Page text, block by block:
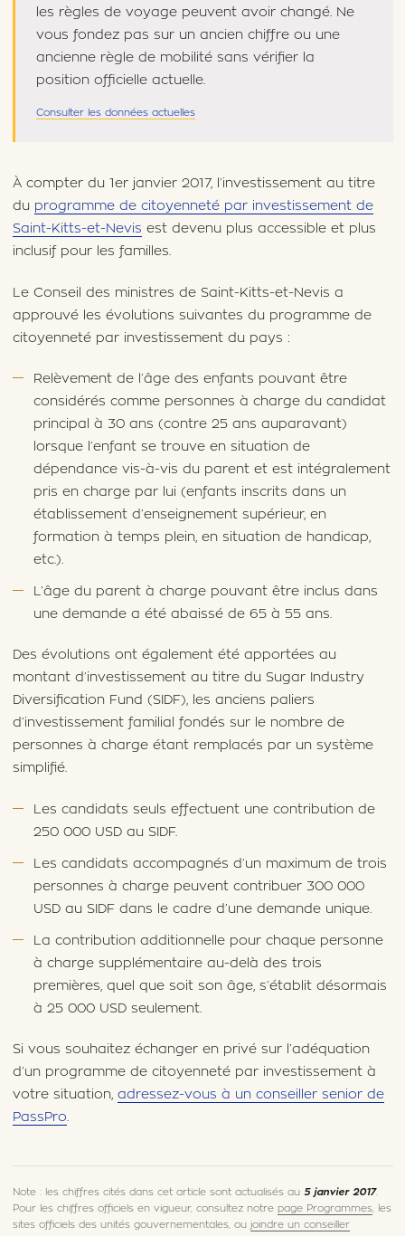
les règles de voyage peuvent avoir changé. Ne
vous fondez pas sur un ancien chiffre ou une
ancienne règle de mobilité sans vérifier la
position officielle actuelle.
Consulter les données actuelles
À compter du 1er janvier 2017, l’investissement au titre
du programme de citoyenneté par investissement de
Saint-Kitts-et-Nevis est devenu plus accessible et plus
inclusif pour les familles.
Le Conseil des ministres de Saint-Kitts-et-Nevis a
approuvé les évolutions suivantes du programme de
citoyenneté par investissement du pays :
Relèvement de l’âge des enfants pouvant être
considérés comme personnes à charge du candidat
principal à 30 ans (contre 25 ans auparavant)
lorsque l’enfant se trouve en situation de
dépendance vis-à-vis du parent et est intégralement
pris en charge par lui (enfants inscrits dans un
établissement d’enseignement supérieur, en
formation à temps plein, en situation de handicap,
etc.).
L’âge du parent à charge pouvant être inclus dans
une demande a été abaissé de 65 à 55 ans.
Des évolutions ont également été apportées au
montant d’investissement au titre du Sugar Industry
Diversification Fund (SIDF), les anciens paliers
d’investissement familial fondés sur le nombre de
personnes à charge étant remplacés par un système
simplifié.
Les candidats seuls effectuent une contribution de
250 000 USD au SIDF.
Les candidats accompagnés d’un maximum de trois
personnes à charge peuvent contribuer 300 000
USD au SIDF dans le cadre d’une demande unique.
La contribution additionnelle pour chaque personne
à charge supplémentaire au-delà des trois
premières, quel que soit son âge, s’établit désormais
à 25 000 USD seulement.
Si vous souhaitez échanger en privé sur l’adéquation
d’un programme de citoyenneté par investissement à
votre situation, adressez-vous à un conseiller senior de
PassPro.
Note : les chiffres cités dans cet article sont actualisés au 5 janvier 2017.
Pour les chiffres officiels en vigueur, consultez notre page Programmes, les
sites officiels des unités gouvernementales, ou joindre un conseiller